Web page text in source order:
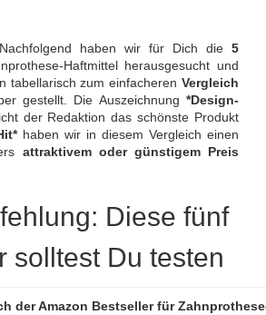
haben wir für Dich die 5
Haftmittel herausgesucht und
tabellarisch zum einfacheren Vergleich
gestellt. Die Auszeichnung*Design-
der Redaktion das schönste Produkt
haben wir in diesem Vergleich einen
attraktivem oder günstigem Preis
Diese fünf
solltest Du testen
der Amazon Bestseller für